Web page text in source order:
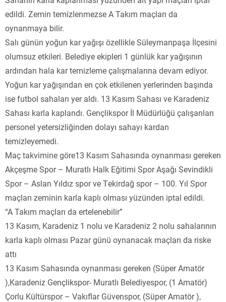
edildi. Zemin temizlenmezse A Takım maçları da
oynanmaya bilir.
Salı günün yoğun kar yağışı özellikle Süleymanpaşa İlçesini
olumsuz etkileri. Belediye ekipleri 1 günlük kar yağışının
ardından hala kar temizleme çalışmalarına devam ediyor.
Yoğun kar yağışından en çok etkilenen yerlerinden başında
ise futbol sahaları yer aldı. 13 Kasım Sahası ve Karadeniz
Sahası karla kaplandı. Gençlikspor İl Müdürlüğü çalışanları
personel yetersizliğinden dolayı sahayı kardan
temizleyemedi.
Maç takvimine göre13 Kasım Sahasında oynanması gereken
Akçeşme Spor – Muratlı Halk Eğitimi Spor Aşağı Sevindikli
Spor – Aslan Yıldız spor ve Tekirdağ spor – 100. Yıl Spor
maçları zeminin karla kaplı olması yüzünden iptal edildi.
“A Takım maçları da ertelenebilir”
13 Kasım, Karadeniz 1 nolu ve Karadeniz 2 nolu sahalarının
karla kaplı olması Pazar günü oynanacak maçları da riske
attı
13 Kasım Sahasında oynanması gereken (Süper Amatör
),Karadeniz Gençlikspor- Muratlı Belediyespor, (1 Amatör)
Çorlu Kültürspor – Vakıflar Güvenspor, (Süper Amatör ),